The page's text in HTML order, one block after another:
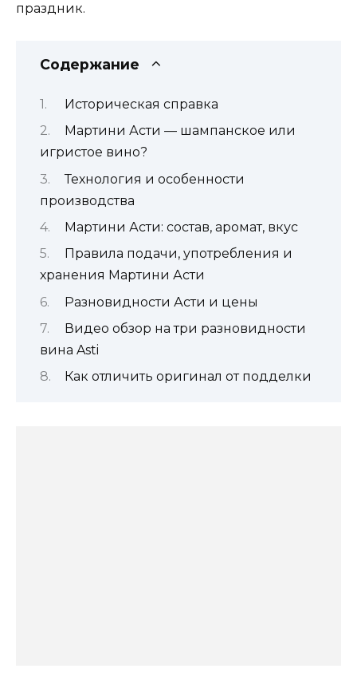
праздник.
Содержание
Историческая справка
Мартини Асти — шампанское или
игристое вино?
Технология и особенности
производства
Мартини Асти: состав, аромат, вкус
Правила подачи, употребления и
хранения Мартини Асти
Разновидности Асти и цены
Видео обзор на три разновидности
вина Asti
Как отличить оригинал от подделки